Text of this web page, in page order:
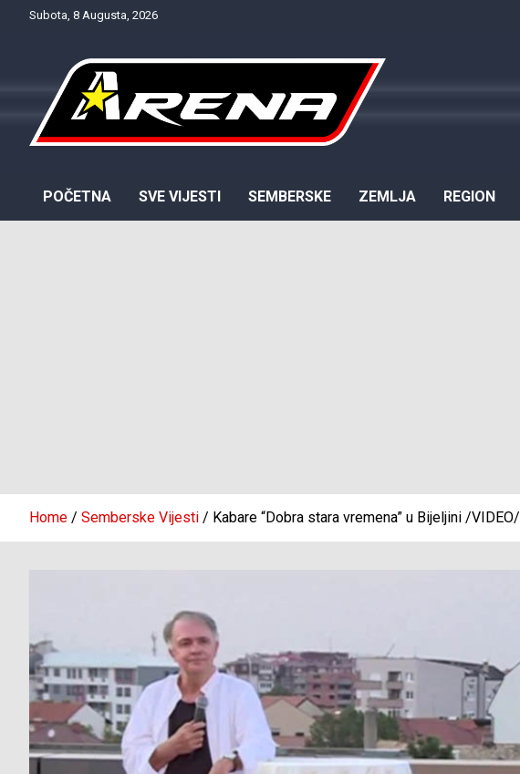
Subota, 8 Augusta, 2026
POČETNA SVE VIJESTI SEMBERSKE ZEMLJA REGION
Home Semberske Vijesti Kabare “Dobra stara vremena” u Bijeljini /VIDEO/